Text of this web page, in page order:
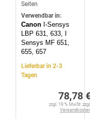
Seiten
Verwendbar in:
Canon I-Sensys
LBP 631, 633, I
Sensys MF 651,
655, 657
Lieferbar in 2-3
Tagen
78,78
zzgl. 19 % MwSt.